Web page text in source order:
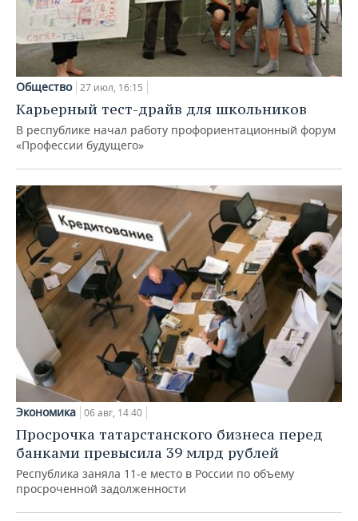
Общество 27 июл, 16:15
Карьерный тест-драйв для школьников
В республике начал работу профориентационный форум
«Профессии будущего»
Экономика 06 авг, 14:40
Просрочка татарстанского бизнеса перед
банками превысила 39 млрд рублей
Республика заняла 11-е место в России по объему
просроченной задолженности